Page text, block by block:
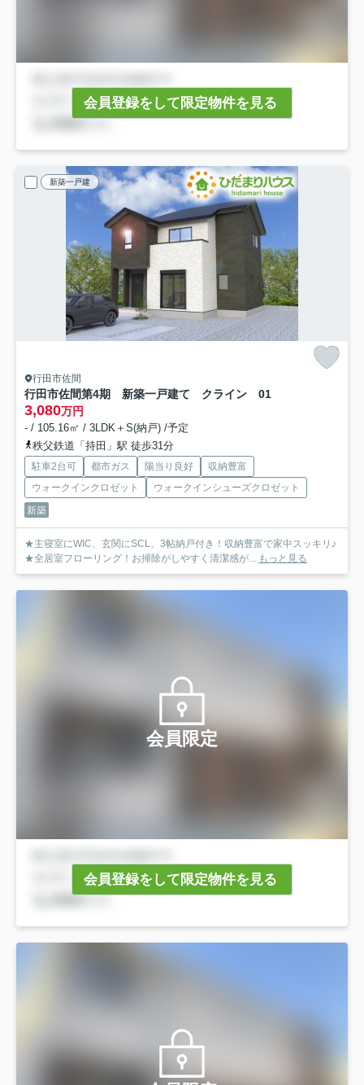
会員登録をして限定物件を見る
新築一戸建
行田市佐間
行田市佐間第4期 新築一戸建て クライン 01
3,080万円
- / 105.16㎡ / 3LDK＋S(納戸) /予定
秩父鉄道「持田」駅 徒歩31分
駐車2台可 都市ガス 陽当り良好
収納豊富
ウォークインクロゼット
ウォークインシューズクロゼット
新築
★主寝室にWIC、玄関にSCL、3帖納戸付き！収納豊富で家中スッキリ♪
★全居室フローリング！お掃除がしやすく清潔感が... もっと見る
会員限定
会員登録をして限定物件を見る